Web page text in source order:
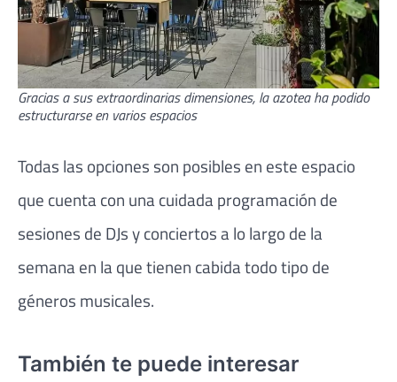
Gracias a sus extraordinarias dimensiones, la azotea ha podido
estructurarse en varios espacios
Todas las opciones son posibles en este espacio
que cuenta con una cuidada programación de
sesiones de DJs y conciertos a lo largo de la
semana en la que tienen cabida todo tipo de
géneros musicales.
También te puede interesar